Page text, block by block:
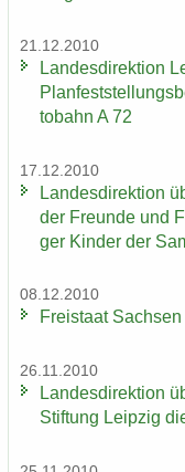
21.12.2010
Lan­des­di­rek­ti­on
to­bahn A 72
17.12.2010
Lan­des­di­rek­ti­on
der Freun­de und
ger Kin­der der
08.12.2010
Frei­staat
26.11.2010
Lan­des­di­rek­ti­on
Stiftung Leip­zig